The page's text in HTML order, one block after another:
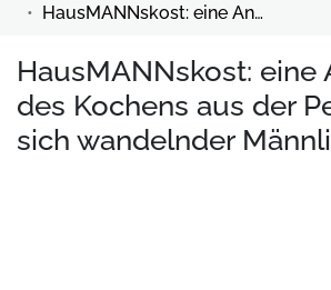
HausMANNskost: eine Analyse des Kochens aus der Perspektive sich wandelnder Männlichkeit
HausMANNskost: eine
des Kochens aus der
sich wandelnder